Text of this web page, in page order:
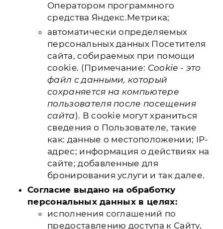
Оператором программного
средства Яндекс.Метрика;
автоматически определяемых
персональных данных Посетителя
сайта, собираемых при помощи
cookie. (Примечание: Cookie - это
файл с данными, который
сохраняется на компьютере
пользователя после посещения
сайта). В cookie могут храниться
сведения о Пользователе, такие
как: данные о местоположении; IP-
адрес; информация о действиях на
сайте; добавленные для
бронирования услуги и так далее.
Согласие выдано на обработку
персональных данных в целях:
исполнения соглашений по
предоставлению доступа к Сайту,